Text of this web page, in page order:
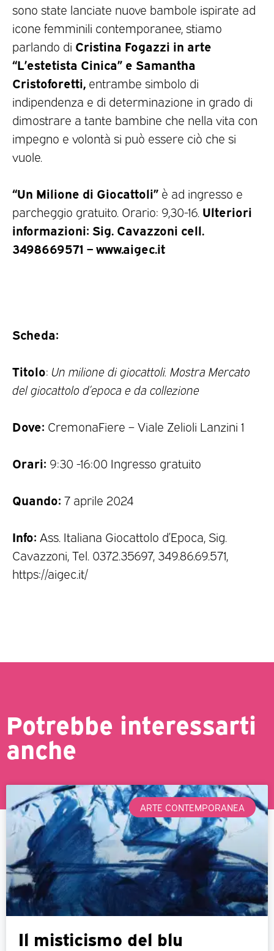
sono state lanciate nuove bambole ispirate ad
icone femminili contemporanee, stiamo
parlando di Cristina Fogazzi in arte
“L’estetista Cinica” e Samantha
Cristoforetti, entrambe simbolo di
indipendenza e di determinazione in grado di
dimostrare a tante bambine che nella vita con
impegno e volontà si può essere ciò che si
vuole.
“Un Milione di Giocattoli” è ad ingresso e
parcheggio gratuito. Orario: 9,30-16. Ulteriori
informazioni: Sig. Cavazzoni cell.
3498669571 – www.aigec.it
Scheda:
Titolo: Un milione di giocattoli. Mostra Mercato
del giocattolo d’epoca e da collezione
Dove: CremonaFiere – Viale Zelioli Lanzini 1
Orari: 9:30 -16:00 Ingresso gratuito
Quando: 7 aprile 2024
Info: Ass. Italiana Giocattolo d’Epoca, Sig.
Cavazzoni, Tel. 0372.35697, 349.86.69.571,
https://aigec.it/
Potrebbe interessarti
anche
ARTE CONTEMPORANEA
Il misticismo del blu